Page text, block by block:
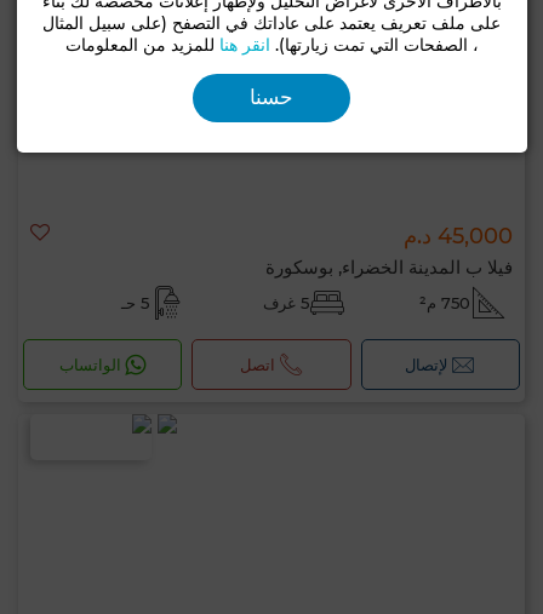
45,000 د.م
فيلا ب المدينة الخضراء, بوسكورة
750 م² 5 غرف 5 حـ
لإتصال اتصل الواتساب
على ملف تعريف يعتمد على عاداتك في التصفح (على سبيل المثال
، الصفحات التي تمت زيارتها). انقر هنا للمزيد من المعلومات
حسنا